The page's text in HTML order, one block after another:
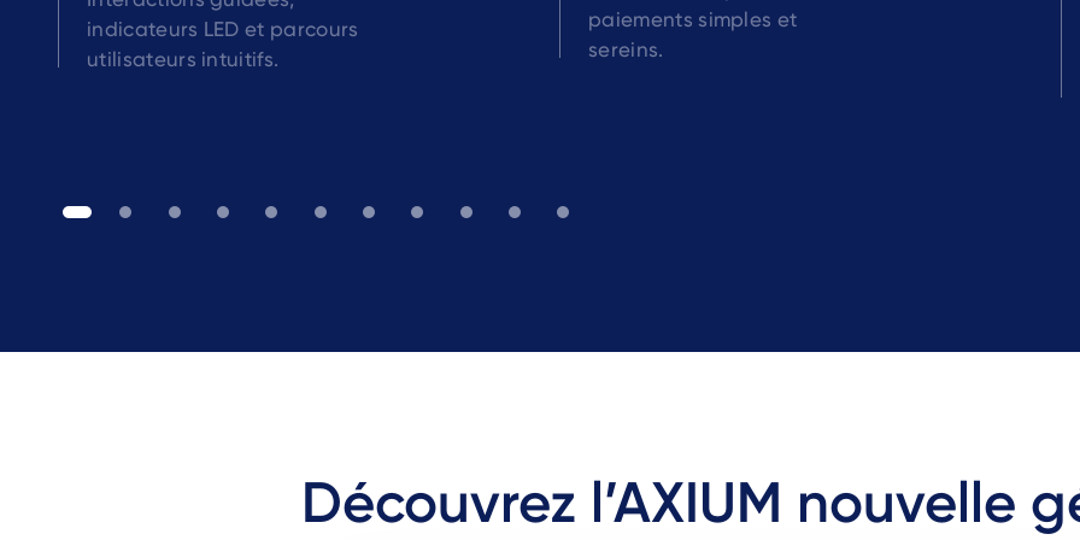
indicateurs LED et parcours
utilisateurs intuitifs.
paiements simples et
sereins.
Découvrez l’AXIUM nouvelle